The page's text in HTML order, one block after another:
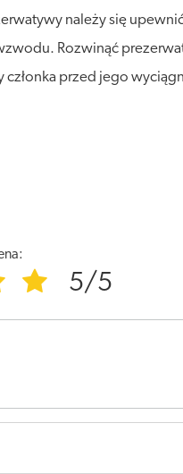
należy się
Rozwinąć
przed jego
5/5